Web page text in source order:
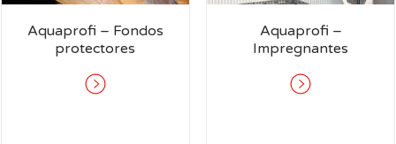
Aquaprofi – Fondos
protectores
Aquaprofi –
Impregnantes